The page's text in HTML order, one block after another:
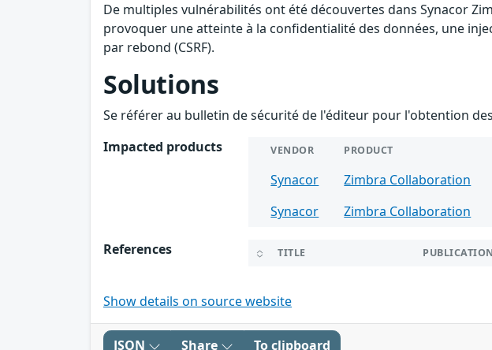
De multiples vulnérabilités ont été découvertes dans Synacor
provoquer une atteinte à la confidentialité des données, une
par rebond (CSRF).
Solutions
Se référer au bulletin de sécurité de l'éditeur pour l'obtention
Impacted products
VENDOR PRODUCT
Synacor Zimbra Collaboration
Synacor
Zimbra Collaboration
References TITLE
Show details on source website
JSON Share To clipboard